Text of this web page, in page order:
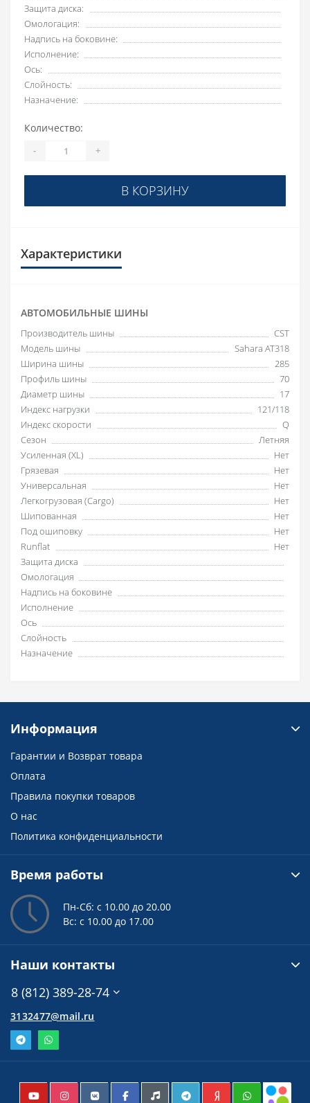
Защита диска:
Омологация:
Надпись на боковине:
Исполнение:
Ось:
Слойность:
Назначение:
Количество:
- +
В КОРЗИНУ
Характеристики
АВТОМОБИЛЬНЫЕ ШИНЫ
Производитель шины
CST
Модель шины
Sahara AT318
Ширина шины
285
Профиль шины
70
Диаметр шины
17
Индекс нагрузки
121/118
Индекс скорости
Q
Сезон
Летняя
Усиленная (XL)
Нет
Грязевая
Нет
Универсальная
Нет
Легкогрузовая (Cargo)
Нет
Шипованная
Нет
Под ошиповку
Нет
Runflat
Нет
Защита диска
Омологация
Надпись на боковине
Исполнение
Ось
Слойность
Назначение
Информация
Гарантии и Возврат товара
Оплата
Правила покупки товаров
О нас
Политика конфиденциальности
Время работы
Пн-Сб: с 10.00 до 20.00
Вс: с 10.00 до 17.00
Наши контакты
8 (812) 389-28-74
3132477@mail.ru